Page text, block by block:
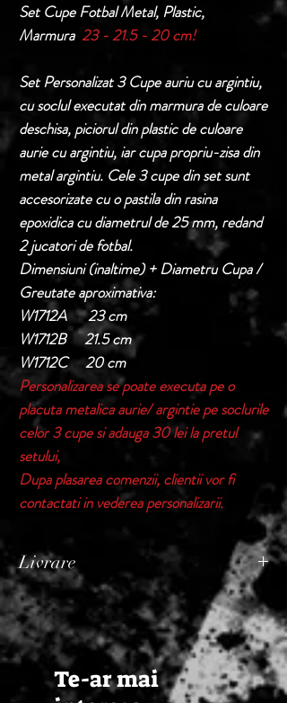
Set Cupe Fotbal Metal, Plastic,
Marmura 23 - 21.5 - 20 cm!
Set Personalizat 3 Cupe auriu cu argintiu,
cu soclul executat din marmura de culoare
deschisa, piciorul din plastic de culoare
aurie cu argintiu, iar cupa propriu-zisa din
metal argintiu. Cele 3 cupe din set sunt
accesorizate cu o pastila din rasina
epoxidica cu diametrul de 25 mm, redand
2 jucatori de fotbal.
Dimensiuni (inaltime) + Diametru Cupa /
Greutate aproximativa:
W1712A 23 cm
W1712B 21.5 cm
W1712C 20 cm
Personalizarea se poate executa pe o
placuta metalica aurie/ argintie pe soclurile
celor 3 cupe si adauga 30 lei la pretul
setului,
Dupa plasarea comenzii, clientii vor fi
contactati in vederea personalizarii.
Livrare
Termen de livrare: 1 - 2 zile lucratoare, din
momentul confirmarii comenzii de catre
Seller.
Te-ar mai